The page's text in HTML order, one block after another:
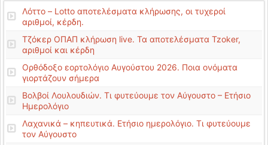
Λόττο – Lotto αποτελέσματα κλήρωσης, οι τυχεροί
αριθμοί, κέρδη.
Τζόκερ ΟΠΑΠ κλήρωση live. Τα αποτελέσματα Tzoker,
αριθμοί και κέρδη
Ορθόδοξο εορτολόγιο Αυγούστου 2026. Ποια ονόματα
γιορτάζουν σήμερα
Βολβοί Λουλουδιών. Τι φυτεύουμε τον Αύγουστο – Ετήσιο
Ημερολόγιο
Λαχανικά – κηπευτικά. Ετήσιο ημερολόγιο. Τι φυτεύουμε
τον Αύγουστο